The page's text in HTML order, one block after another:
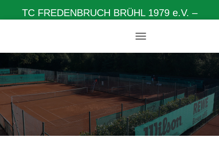
TC FREDENBRUCH BRÜHL 1979 e.V. –
A
G
T
I
O
N
U